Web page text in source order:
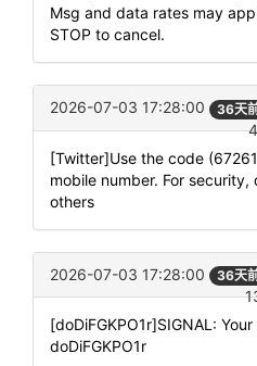
Msg and data rates may
STOP to cancel.
2026-07-03 17:28:00 36天
[Twitter]Use the code
mobile number. For
others
2026-07-03 17:28:00 36天
[doDiFGKPO1r]SIGNAL:
doDiFGKPO1r